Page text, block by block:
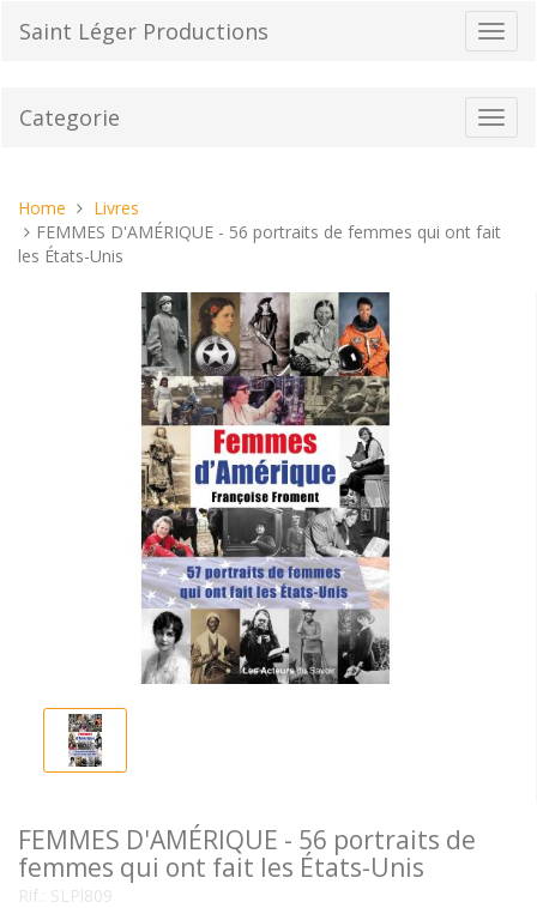
Saint Léger Productions
Categorie
Tu
sei
qui:
Home
Livres
FEMMES D'AMÉRIQUE - 56 portraits de femmes qui ont fait
les États-Unis
FEMMES D'AMÉRIQUE - 56 portraits de
femmes qui ont fait les États-Unis
Rif.: SLPl809